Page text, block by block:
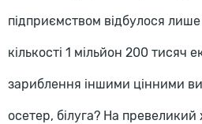
підприємством відбулося
кількості 1 мільйон 200 тисяч
зариблення іншими цінними
осетер, білуга? На превеликий